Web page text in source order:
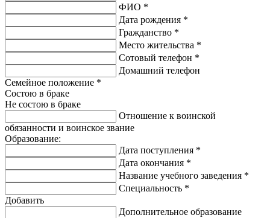
ФИО *
Дата рождения *
Гражданство *
Место жительства *
Сотовый телефон *
Домашний телефон
Семейное положение *
Состою в браке
Не состою в браке
Отношение к воинской
обязанности и воинское звание
Образование:
Дата поступления *
Дата окончания *
Название учебного заведения *
Специальность *
Добавить
Дополнительное образование